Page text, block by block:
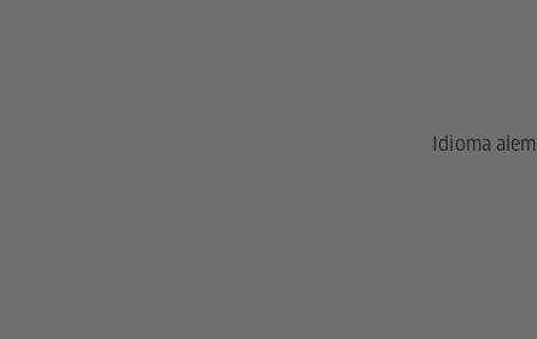
Idioma